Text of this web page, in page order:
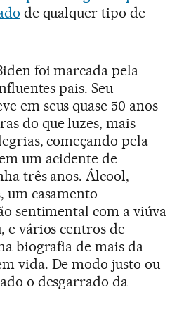
de qualquer tipo de
foi marcada pela
pais. Seu
em seus quase 50 anos
do que luzes, mais
começando pela
um acidente de
três anos. Álcool,
um casamento
sentimental com a viúva
e vários centros de
biografia de mais da
vida. De modo justo ou
o desgarrado da